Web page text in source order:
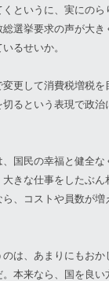
というに、実にの
選挙要求の声が大き
るせいか。
更して消費税増税
るという表現で政
国民の幸福と健全な
きな仕事をしたぶ
、コストや員数が増
は、あまりにもおか
本来なら、国を良